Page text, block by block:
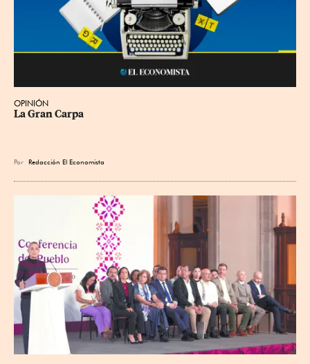
OPINIÓN
La Gran Carpa
Por Redacción El Economista